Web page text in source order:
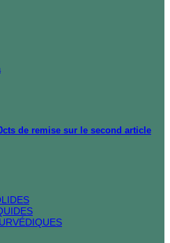
de remise sur le second article